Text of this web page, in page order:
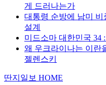
게 드러나는가
대통령 순방에 남미
설계
미드소마 대한민국 34
왜 우크라이나는 이란
젤렌스키
딴지일보 HOME